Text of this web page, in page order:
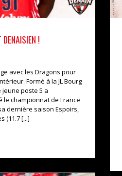
!
avec les Dragons pour
Formé à la JL Bourg
jeune poste 5 a
championnat de France
dernière saison Espoirs,
(11.7 [...]